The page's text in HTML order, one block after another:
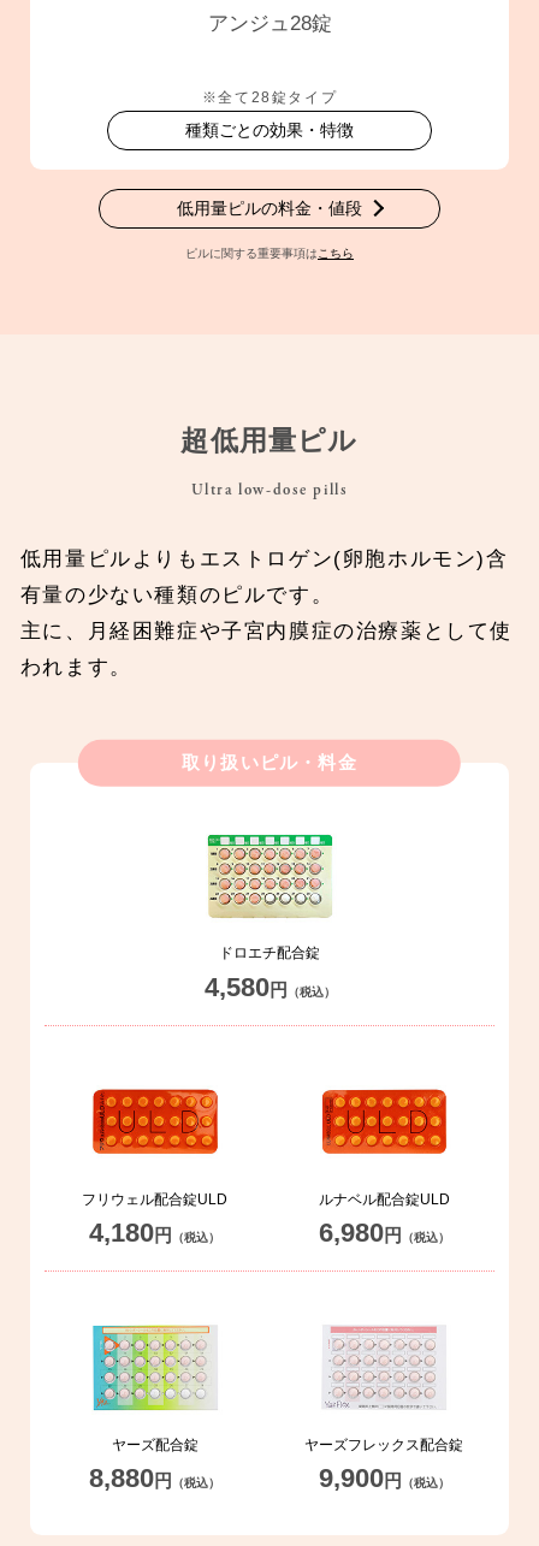
アンジュ28錠
※全て28錠タイプ
種類ごとの効果・特徴
低用量ピルの料金・値段
ピルに関する重要事項は こちら
超低用量ピル
Ultra low-dose pills
低用量ピルよりもエストロゲン(卵胞ホルモン)含
有量の少ない種類のピルです。
主に、月経困難症や子宮内膜症の治療薬として使
われます。
取り扱いピル・料金
ドロエチ配合錠
4,580円 （税込）
フリウェル配合錠ULD
4,180円 （税込）
ルナベル配合錠ULD
6,980円 （税込）
ヤーズ配合錠
8,880円 （税込）
ヤーズフレックス配合錠
9,900円 （税込）